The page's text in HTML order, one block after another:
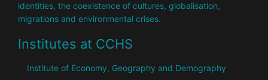
identities, the coexistence of cultures, globalisation,
migrations and environmental crises.
Institutes at CCHS
Institute of Economy, Geography and Demography